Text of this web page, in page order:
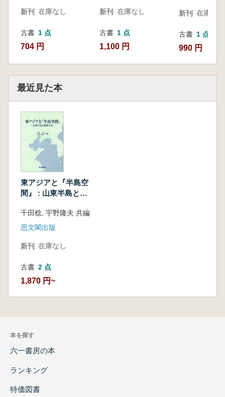
新刊 在庫なし
古書 1 点
704 円
新刊 在庫なし
古書 1 点
1,100 円
新刊 在庫なし
古書 1 点
990 円
最近見た本
東アジアと『半島空
間』 : 山東半島と遼
千田稔, 宇野隆夫 共編
思文閣出版
新刊 在庫なし
古書 2 点
1,870 円~
本を探す
六一書房の本
ランキング
特価図書